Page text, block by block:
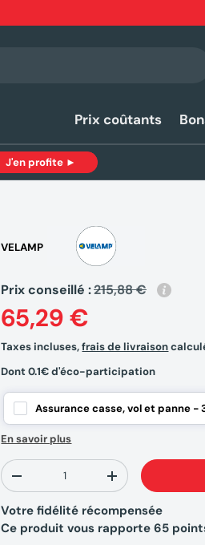
Prix coûtants
J'en profite ►
VELAMP
Prix conseillé :215,88 €
65,29 €
Taxes incluses,frais de livraison
Dont 0.1€ d'éco-participation
Assurance casse, vol et panne -
En savoir plus
Qté
-
+
Votre fidélité récompensée
Ce produit vous rapporte65